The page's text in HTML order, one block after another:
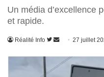
Un média d’excellence
et rapide.
Réalité Info
Suivre
Twitter
Envoyer
courriel
27 juillet